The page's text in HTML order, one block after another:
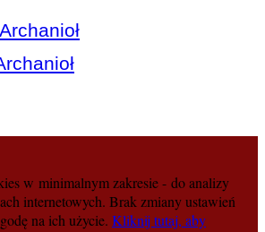
w minimalnym zakresie - do analizy
internetowych. Brak zmiany ustawień
na ich użycie. Kliknij tutaj, aby